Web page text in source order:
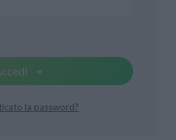
la password?